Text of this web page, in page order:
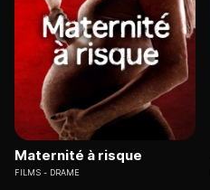
Maternité à risque
FILMS DRAME